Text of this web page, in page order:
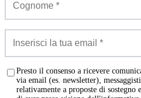
Presto il consenso a ricevere
via email (es. newsletter),
relativamente a proposte di